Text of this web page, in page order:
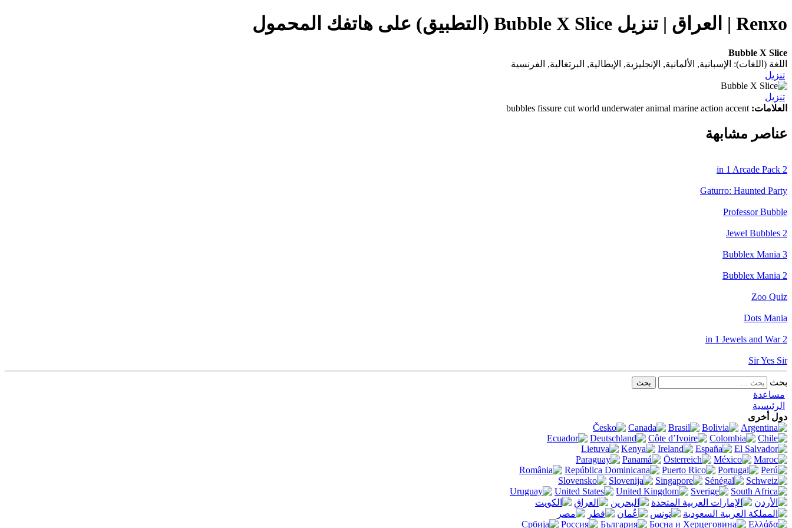
Renxo | العراق | تنزيل Bubble X Slice (التطبيق) على هاتفك المحمول
Bubble X Slice
اللغة (اللغات): الإسبانية, الألمانية, الإنجليزية, الإيطالية, البرتغالية, الفرنسية
تنزيل
تنزيل
العلامات:
عناصر مشابهة
2 in 1 Arcade Pack
Gaturro: Haunted Party
Professor Bubble
Jewel Bubbles 2
Bubblex Mania 3
Bubblex Mania 2
Zoo Quiz
Dots Mania
2 in 1 Jewels and War
Sir Yes Sir
بحث
مساعدة
الرئيسية
دول أخرى